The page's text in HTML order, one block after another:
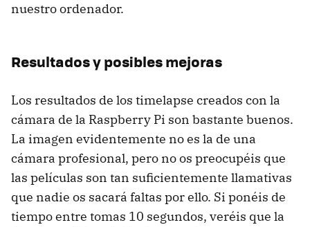
nuestro ordenador.
Resultados y posibles mejoras
Los resultados de los timelapse creados con la
cámara de la Raspberry Pi son bastante buenos.
La imagen evidentemente no es la de una
cámara profesional, pero no os preocupéis que
las películas son tan suficientemente llamativas
que nadie os sacará faltas por ello. Si ponéis de
tiempo entre tomas 10 segundos, veréis que la